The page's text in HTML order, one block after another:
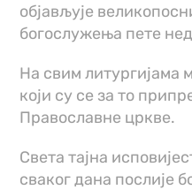
објављује
богослужења пете
На свим литургијама
који су се за то
Православне цркве.
Света тајна
сваког дана послије